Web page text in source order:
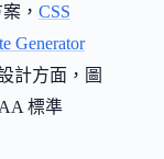
， CSS
Generator
計方面，圖
標準